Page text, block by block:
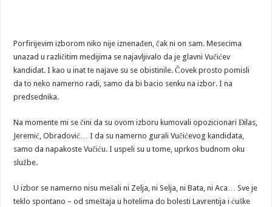
Porfirijevim izborom niko nije iznenađen, čak ni on sam. Mesecima
unazad u različitim medijima se najavljivalo da je glavni Vučićev
kandidat. I kao u inat te najave su se obistinile. Čovek prosto pomisli
da to neko namerno radi, samo da bi bacio senku na izbor. I na
predsednika.
Na momente mi se čini da su ovom izboru kumovali opozicionari Đilas,
Jeremić, Obradović… I da su namerno gurali Vučićevog kandidata,
samo da napakoste Vučiću. I uspeli su u tome, uprkos budnom oku
službe.
U izbor se namerno nisu mešali ni Zelja, ni Selja, ni Bata, ni Aca… Sve je
teklo spontano – od smeštaja u hotelima do bolesti Lavrentija i ćuške